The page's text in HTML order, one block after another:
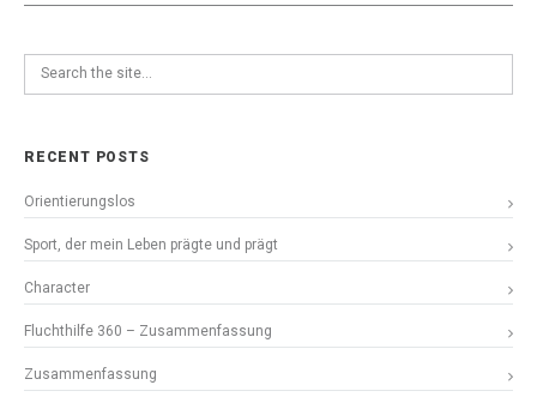
RECENT POSTS
Orientierungslos
Sport, der mein Leben prägte und prägt
Character
Fluchthilfe 360 – Zusammenfassung
Zusammenfassung